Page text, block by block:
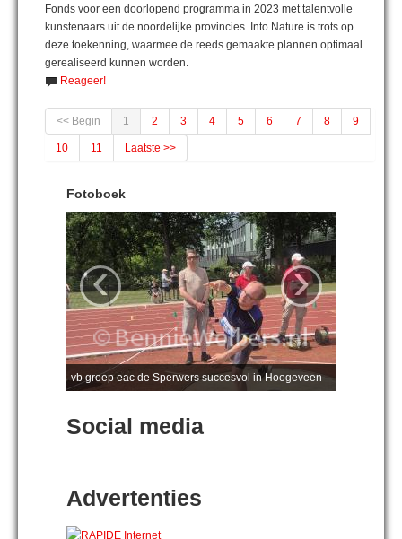
Fonds voor een doorlopend programma in 2023 met talentvolle
kunstenaars uit de noordelijke provincies. Into Nature is trots op
deze toekenning, waarmee de reeds gemaakte plannen optimaal
gerealiseerd kunnen worden.
Reageer!
<< Begin 1 2 3 4 5 6 7 8 9
10 11 Laatste >>
Fotoboek
vb groep eac de Sperwers succesvol in Hoogeveen
‹ ›
Social media
Advertenties